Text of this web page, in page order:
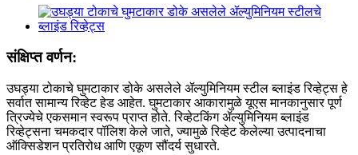
संक्षिप्त वर्णन:
उघड्या टोकाचे घुमटाकार डोके असलेले ॲल्युमिनियम स्टील ब्लाइंड रिव्हेट्स हे
सर्वात सामान्य रिव्हेट हेड आहेत. घुमटाकार आकारामुळे यूएस मानकानुसार पूर्ण
त्रिज्येचे एकसमान स्वरूप प्राप्त होते. रिव्हेटकिंग ॲल्युमिनियम ब्लाइंड
रिव्हेट्सना चमकदार पॉलिश केले जाते, ज्यामुळे रिव्हेट केलेल्या उत्पादनाचा
ऑक्सिडेशन प्रतिरोध आणि एकूण सौंदर्य सुधारते.